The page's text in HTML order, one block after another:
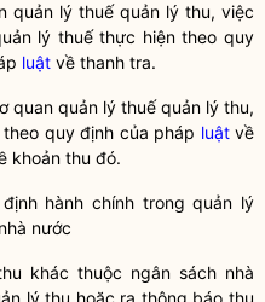
quản lý thuếquản lý thu, việc
lý thuếthực hiện theo quy
luật về thanh tra.
quan quản lý thuếquản lý thu,
quy định của pháp luậtvề
khoản thu đó.
hành chính trong quản lý
nhà nước
khác thuộc ngân sách nhà
lý thu hoặc ra thông báo thu